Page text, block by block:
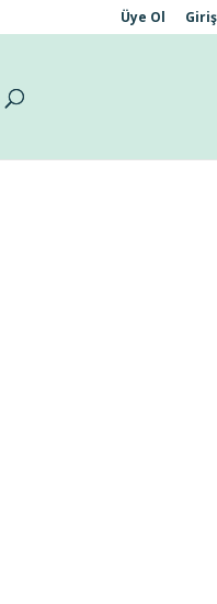
Üye Ol Giriş